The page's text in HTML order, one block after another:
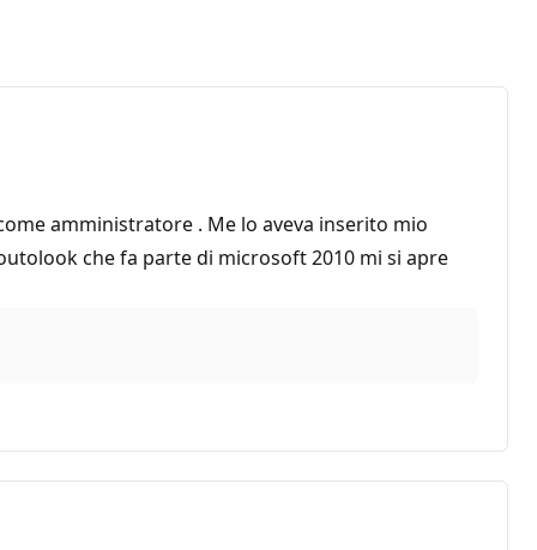
amministratore . Me lo aveva inserito mio
che fa parte di microsoft 2010 mi si apre